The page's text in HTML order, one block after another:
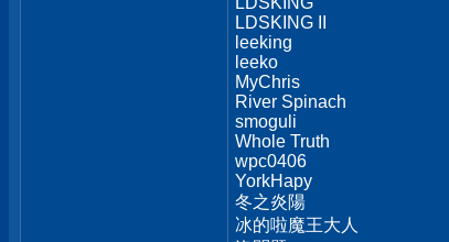
LDSKING II
leeking
leeko
MyChris
River Spinach
smoguli
Whole Truth
wpc0406
YorkHapy
冬之炎陽
冰的啦魔王大人